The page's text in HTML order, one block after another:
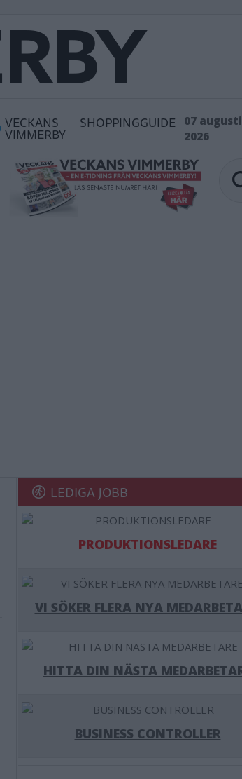
VECKANS
VIMMERBY
SHOPPINGGUIDE
07 augusti
2026
LEDIGA JOBB
PRODUKTIONSLEDARE
VI SÖKER FLERA NYA
HITTA DIN NÄSTA
BUSINESS CONTROLLER